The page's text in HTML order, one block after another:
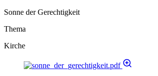
Sonne der Gerechtigkeit
Thema
Kirche